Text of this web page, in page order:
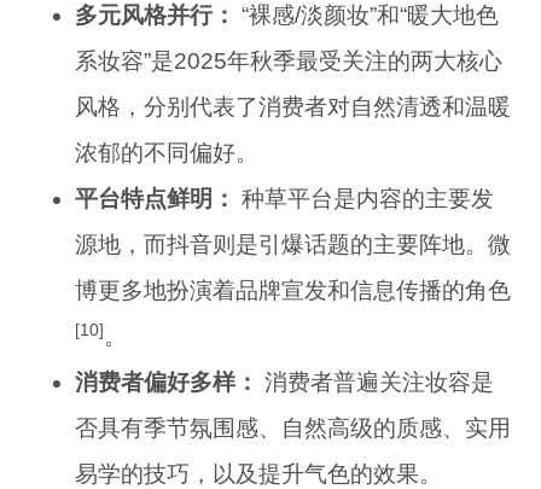
多元风格并行： “裸感/淡颜妆”和“暖大地色
系妆容”是2025年秋季最受关注的两大核心
风格，分别代表了消费者对自然清透和温暖
浓郁的不同偏好。
平台特点鲜明： 种草平台是内容的主要发
源地，而抖音则是引爆话题的主要阵地。微
博更多地扮演着品牌宣发和信息传播的角色
[10]。
消费者偏好多样： 消费者普遍关注妆容是
否具有季节氛围感、自然高级的质感、实用
易学的技巧，以及提升气色的效果。